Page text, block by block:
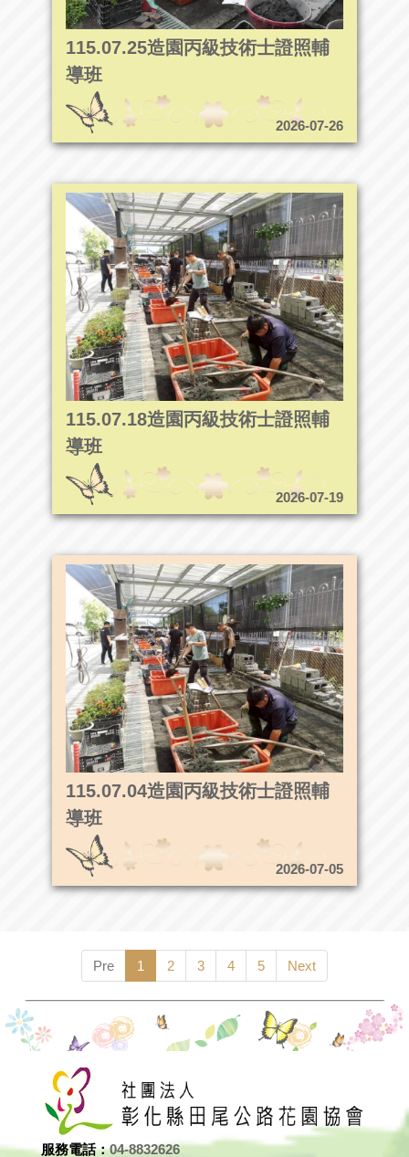
115.07.25造園丙級技術士證照輔
導班
2026-07-26
115.07.18造園丙級技術士證照輔
導班
2026-07-19
115.07.04造園丙級技術士證照輔
導班
2026-07-05
Pre 1 2 3 4 5 Next
服務電話：04-8832626